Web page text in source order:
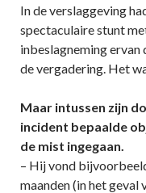
In de verslaggeving
spectaculaire stunt
inbeslagneming ervan
de vergadering. Het
Maar intussen zijn
incident bepaalde
de mist ingegaan.
– Hij vond
maanden (in het geval